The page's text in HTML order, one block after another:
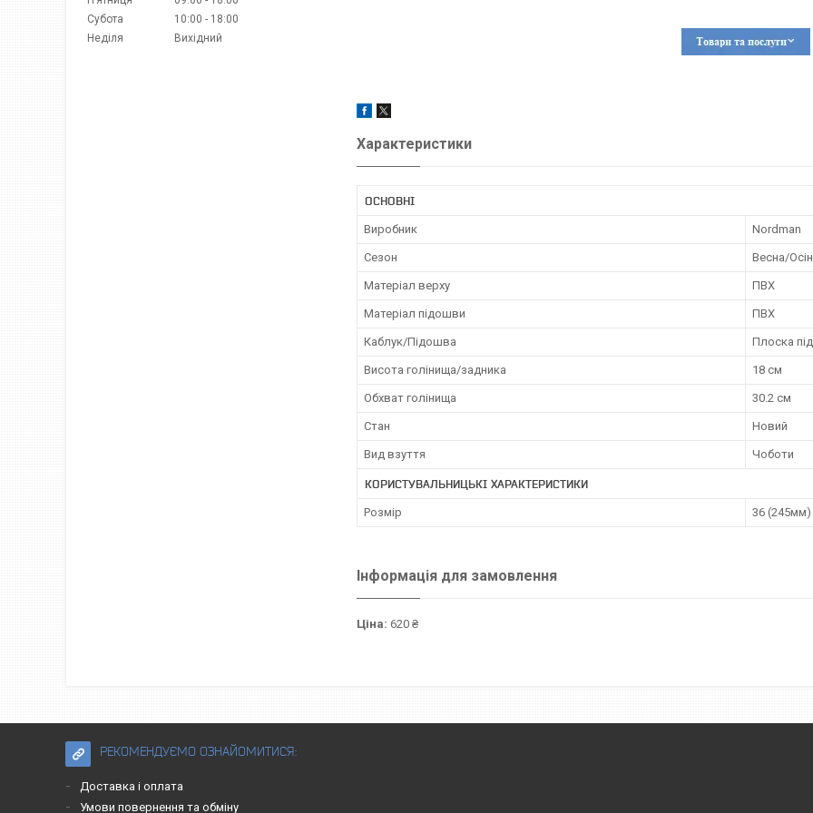
Характеристики
ОСНОВНІ
Виробник Nordman
Сезон Весна/
Матеріал верху ПВХ
Матеріал підошви ПВХ
Каблук/Підошва Плоска
Висота голінища/задника 18 см
Обхват голінища 30.2 см
Стан Новий
Вид взуття Чоботи
КОРИСТУВАЛЬНИЦЬКІ ХАРАКТЕРИСТИКИ
Розмір 36 (245мм)
Інформація для замовлення
Ціна: 620 ₴
Субота
10:00
18:00
Неділя
Вихідний
РЕКОМЕНДУЄМО ОЗНАЙОМИТИСЯ:
Доставка і оплата
Умови повернення та обміну